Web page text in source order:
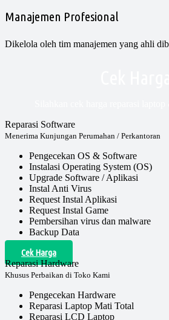
Manajemen Profesional
Dikelola oleh tim manajemen yang ahli
Reparasi Software
Menerima Kunjungan Perumahan / Perkantoran
Pengecekan OS & Software
Instalasi Operating System (OS)
Upgrade Software / Aplikasi
Instal Anti Virus
Request Instal Aplikasi
Request Instal Game
Pembersihan virus dan malware
Backup Data
Cek Harga
Reparasi Hardware
Khusus Perbaikan di Toko Kami
Pengecekan Hardware
Reparasi Laptop Mati Total
Reparasi LCD Laptop